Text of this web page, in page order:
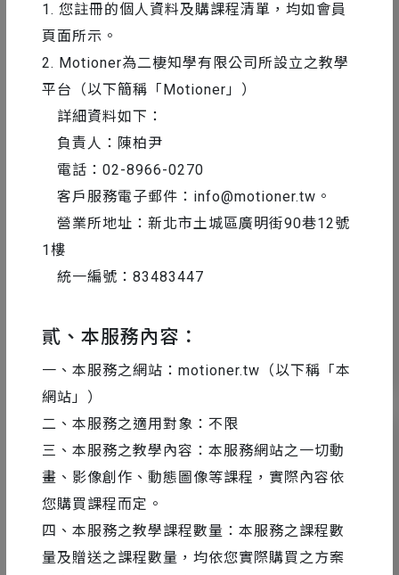
1. 您註冊的個人資料及購課程清單，均如會員
頁面所示。
2. Motioner為二棲知學有限公司所設立之教學
平台（以下簡稱「Motioner」）
詳細資料如下：
負責人：陳柏尹
電話：02-8966-0270
客戶服務電子郵件： info@motioner.tw 。
營業所地址：新北市土城區廣明街90巷12號
1樓
統一編號：83483447
貳、本服務內容：
一、本服務之網站：motioner.tw（以下稱「本
網站」）
二、本服務之適用對象：不限
三、本服務之教學內容：本服務網站之一切動
畫、影像創作、動態圖像等課程，實際內容依
您購買課程而定。
四、本服務之教學課程數量：本服務之課程數
量及贈送之課程數量，均依您實際購買之方案
【乾貨分享】不會畫畫沒關係！9 個免費
可商用插畫圖庫，設計師的最佳幫助利器